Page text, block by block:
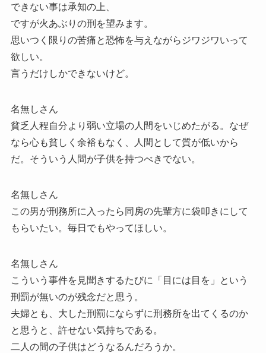
できない事は承知の上、
ですが火あぶりの刑を望みます。
思いつく限りの苦痛と恐怖を与えながらジワジワいって
欲しい。
言うだけしかできないけど。
名無しさん
貧乏人程自分より弱い立場の人間をいじめたがる。なぜ
なら心も貧しく余裕もなく、人間として質が低いから
だ。そういう人間が子供を持つべきでない。
名無しさん
この男が刑務所に入ったら同房の先輩方に袋叩きにして
もらいたい。毎日でもやってほしい。
名無しさん
こういう事件を見聞きするたびに「目には目を」という
刑罰が無いのが残念だと思う。
夫婦とも、大した刑罰にならずに刑務所を出てくるのか
と思うと、許せない気持ちである。
二人の間の子供はどうなるんだろうか。